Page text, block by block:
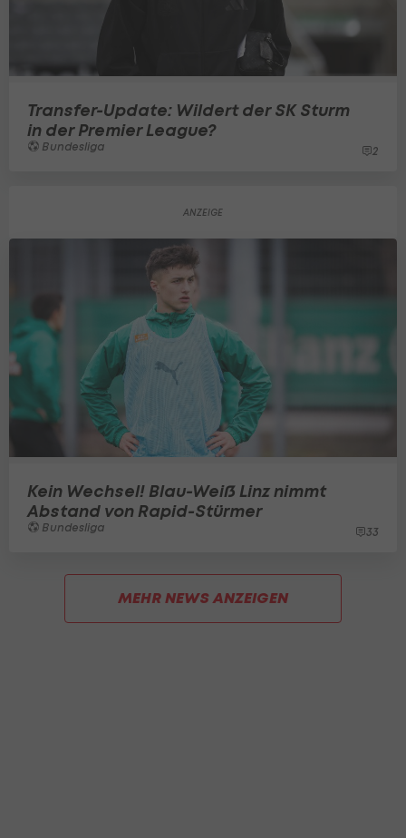
Transfer-Update: Wildert der SK Sturm
in der Premier League?
Bundesliga 2
Kein Wechsel! Blau-Weiß Linz nimmt
Abstand von Rapid-Stürmer
Bundesliga 33
MEHR NEWS ANZEIGEN